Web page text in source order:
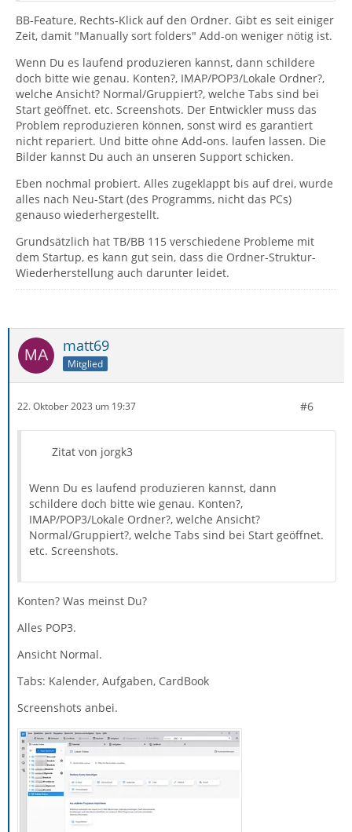
BB-Feature, Rechts-Klick auf den Ordner. Gibt es seit einiger
Zeit, damit "Manually sort folders" Add-on weniger nötig ist.
Wenn Du es laufend produzieren kannst, dann schildere
doch bitte wie genau. Konten?, IMAP/POP3/Lokale Ordner?,
welche Ansicht? Normal/Gruppiert?, welche Tabs sind bei
Start geöffnet. etc. Screenshots. Der Entwickler muss das
Problem reproduzieren können, sonst wird es garantiert
nicht repariert. Und bitte ohne Add-ons. laufen lassen. Die
Bilder kannst Du auch an unseren Support schicken.
Eben nochmal probiert. Alles zugeklappt bis auf drei, wurde
alles nach Neu-Start (des Programms, nicht das PCs)
genauso wiederhergestellt.
Grundsätzlich hat TB/BB 115 verschiedene Probleme mit
dem Startup, es kann gut sein, dass die Ordner-Struktur-
Wiederherstellung auch darunter leidet.
matt69
Mitglied
22. Oktober 2023 um 19:37 #6
Zitat von jorgk3
Wenn Du es laufend produzieren kannst, dann
schildere doch bitte wie genau. Konten?,
IMAP/POP3/Lokale Ordner?, welche Ansicht?
Normal/Gruppiert?, welche Tabs sind bei Start geöffnet.
etc. Screenshots.
Konten? Was meinst Du?
Alles POP3.
Ansicht Normal.
Tabs: Kalender, Aufgaben, CardBook
Screenshots anbei.